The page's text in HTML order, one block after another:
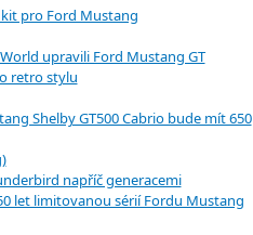
pro Ford Mustang
upravili Ford Mustang GT
retro stylu
Shelby GT500 Cabrio bude mít 650
napříč generacemi
let limitovanou sérií Fordu Mustang